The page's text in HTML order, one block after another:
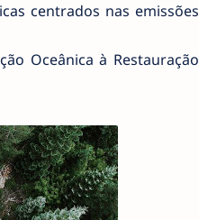
centrados nas emissões
Oceânica à Restauração